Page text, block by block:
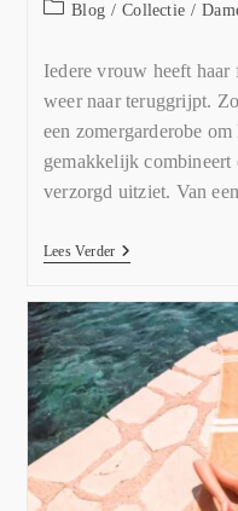
Blog / Collectie /
Iedere vrouw heeft haar
weer naar teruggrijpt.
een zomergarderobe
gemakkelijk combineert
verzorgd uitziet. Van
Lees Verder